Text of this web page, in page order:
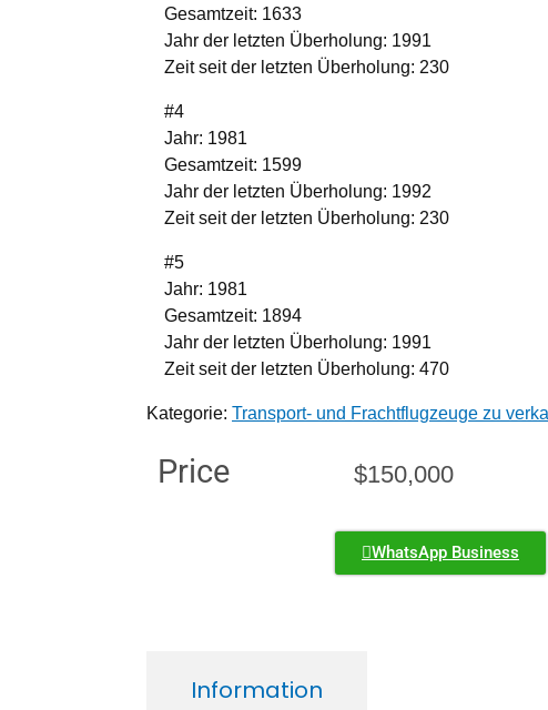
Gesamtzeit: 1633
Jahr der letzten Überholung: 1991
Zeit seit der letzten Überholung: 230
#4
Jahr: 1981
Gesamtzeit: 1599
Jahr der letzten Überholung: 1992
Zeit seit der letzten Überholung: 230
#5
Jahr: 1981
Gesamtzeit: 1894
Jahr der letzten Überholung: 1991
Zeit seit der letzten Überholung: 470
Kategorie: Transport- und Frachtflugzeuge zu
Price $150,000
WhatsApp Business
Information